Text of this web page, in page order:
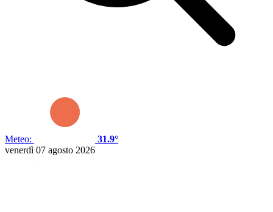
Meteo:
31.9°
venerdì 07 agosto 2026